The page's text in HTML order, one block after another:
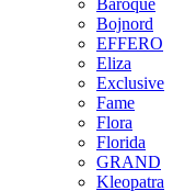
Bojnord
EFFERO
Eliza
Exclusive
Fame
Flora
Florida
GRAND
Kleopatra